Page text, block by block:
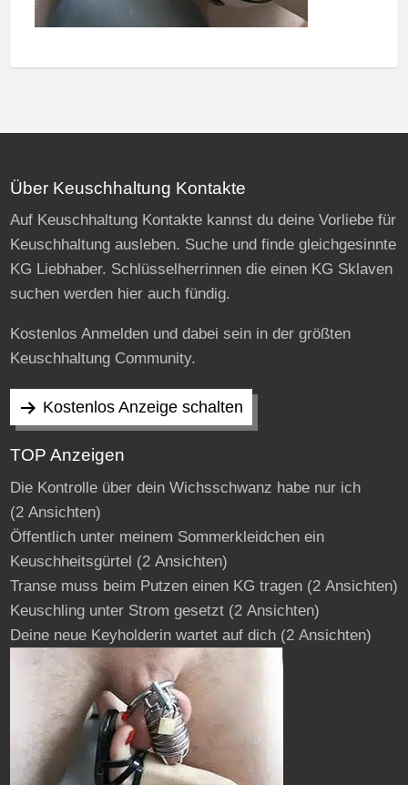
Über Keuschhaltung Kontakte
Auf Keuschhaltung Kontakte kannst du deine Vorliebe für
Keuschhaltung ausleben. Suche und finde gleichgesinnte
KG Liebhaber. Schlüsselherrinnen die einen KG Sklaven
suchen werden hier auch fündig.
Kostenlos Anmelden und dabei sein in der größten
Keuschhaltung Community.
Kostenlos Anzeige schalten
TOP Anzeigen
Die Kontrolle über dein Wichsschwanz habe nur ich
(2 Ansichten)
Öffentlich unter meinem Sommerkleidchen ein
Keuschheitsgürtel (2 Ansichten)
Transe muss beim Putzen einen KG tragen(2 Ansichten)
Keuschling unter Strom gesetzt(2 Ansichten)
Deine neue Keyholderin wartet auf dich(2 Ansichten)